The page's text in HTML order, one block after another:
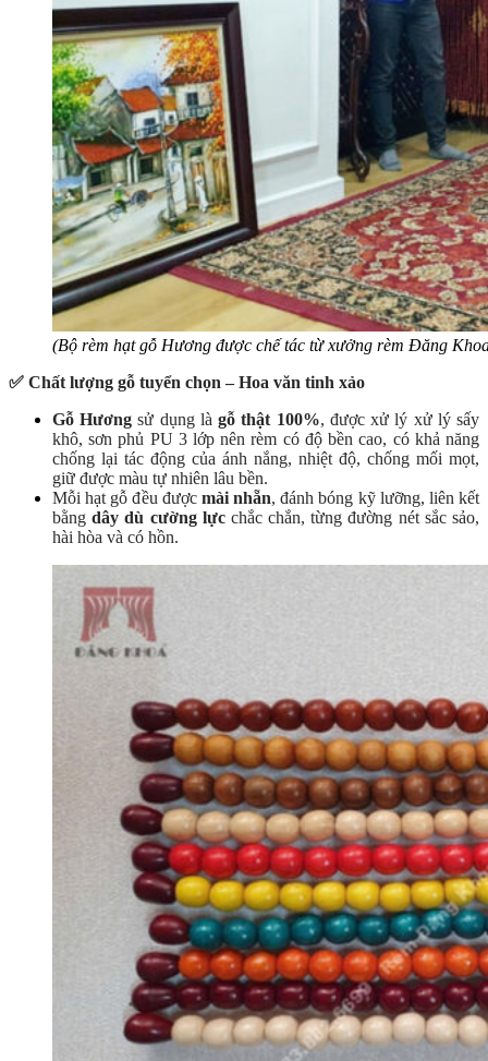
(Bộ rèm hạt gỗ Hương được chế tác từ xưởng rèm Đăng
✅ Chất lượng gỗ tuyển chọn – Hoa văn tinh xảo
Gỗ Hương sử dụng làgỗ thật 100%, được xử lý xử lý sấy
khô, sơn phủ PU 3 lớp nên rèm có độ bền cao, có khả năng
chống lại tác động của ánh nắng, nhiệt độ, chống mối mọt,
giữ được màu tự nhiên lâu bền.
Mỗi hạt gỗ đều được mài nhẵn,đánh bóng kỹ lưỡng, liên kết
bằng dây dù cường lực chắc chắn, từng đường nét sắc sảo,
hài hòa và có hồn.